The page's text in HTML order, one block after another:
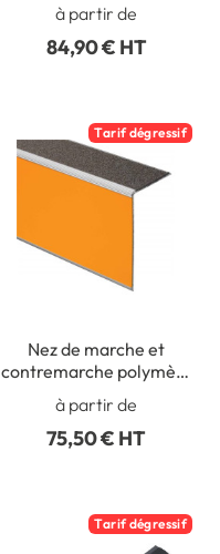
- 2 en 1 spécial trafic très
intense - Extérieur
à partir de
84,90 € HT
Tarif dégressif
Nez de marche et
contremarche polymère
2 en 1 spécial trafic très
intense
à partir de
75,50 € HT
Tarif dégressif